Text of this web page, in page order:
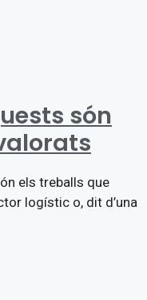
són
els treballs que
logístic o, dit d’una